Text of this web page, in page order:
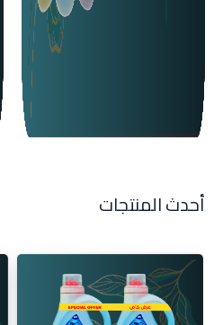
أحدث المنتجات